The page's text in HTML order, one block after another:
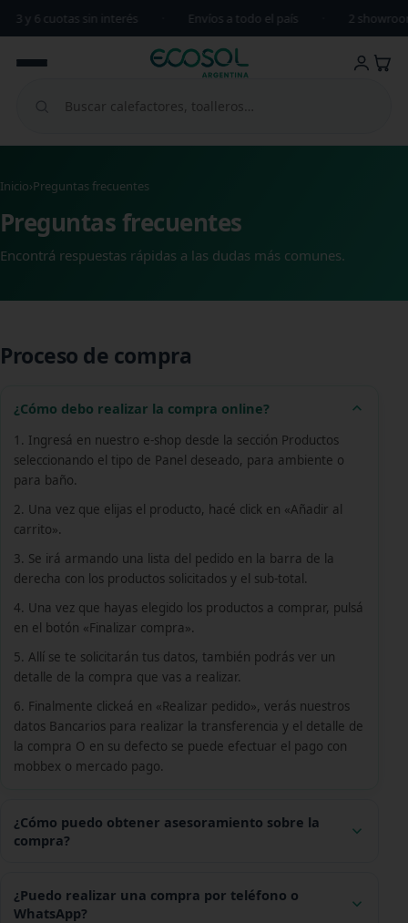
3 y 6 cuotas sin interés Envíos a todo el país 2
Inicio›Preguntas frecuentes
Preguntas frecuentes
Encontrá respuestas rápidas a las dudas más comunes.
Proceso de compra
¿Cómo debo realizar la compra online?
1. Ingresá en nuestro e-shop desde la sección Productos
seleccionando el tipo de Panel deseado, para ambiente o
para baño.
2. Una vez que elijas el producto, hacé click en «Añadir al
carrito».
3. Se irá armando una lista del pedido en la barra de la
derecha con los productos solicitados y el sub-total.
4. Una vez que hayas elegido los productos a comprar, pulsá
en el botón «Finalizar compra».
5. Allí se te solicitarán tus datos, también podrás ver un
detalle de la compra que vas a realizar.
6. Finalmente clickeá en «Realizar pedido», verás nuestros
datos Bancarios para realizar la transferencia y el detalle de
la compra O en su defecto se puede efectuar el pago con
mobbex o mercado pago.
¿Cómo puedo obtener asesoramiento sobre la
compra?
¿Puedo realizar una compra por teléfono o
WhatsApp?